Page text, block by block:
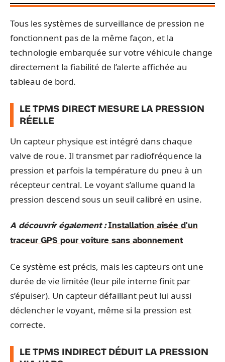
Tous les systèmes de surveillance de pression ne
fonctionnent pas de la même façon, et la
technologie embarquée sur votre véhicule change
directement la fiabilité de l’alerte affichée au
tableau de bord.
LE TPMS DIRECT MESURE LA PRESSION
RÉELLE
Un capteur physique est intégré dans chaque
valve de roue. Il transmet par radiofréquence la
pression et parfois la température du pneu à un
récepteur central. Le voyant s’allume quand la
pression descend sous un seuil calibré en usine.
A découvrir également : Installation aisée d'un
traceur GPS pour voiture sans abonnement
Ce système est précis, mais les capteurs ont une
durée de vie limitée (leur pile interne finit par
s’épuiser). Un capteur défaillant peut lui aussi
déclencher le voyant, même si la pression est
correcte.
LE TPMS INDIRECT DÉDUIT LA PRESSION